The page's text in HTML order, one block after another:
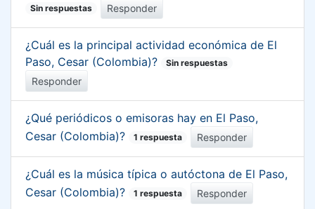
Sin respuestas Responder
¿Cuál es la principal actividad económica de El
Paso, Cesar (Colombia)?
Sin respuestas
Responder
¿Qué periódicos o emisoras hay en El Paso,
Cesar (Colombia)?
1 respuesta Responder
¿Cuál es la música típica o autóctona de El Paso,
Cesar (Colombia)?
1 respuesta Responder